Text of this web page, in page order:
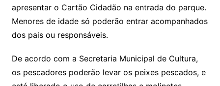
apresentar o Cartão Cidadão na entrada do parque.
Menores de idade só poderão entrar acompanhados
dos pais ou responsáveis.
De acordo com a Secretaria Municipal de Cultura,
os pescadores poderão levar os peixes pescados, e